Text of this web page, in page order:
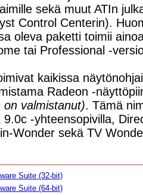
sekä muut ATIn
Control Centerin).
oleva paketti toimii
tai Professional -
kaikissa
Radeon -
valmistanut). Tämä
-yhteensopivilla,
Wonder sekä TV
Suite (32-bit)
Suite (64-bit)